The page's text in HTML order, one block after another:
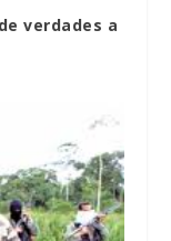
verdades a